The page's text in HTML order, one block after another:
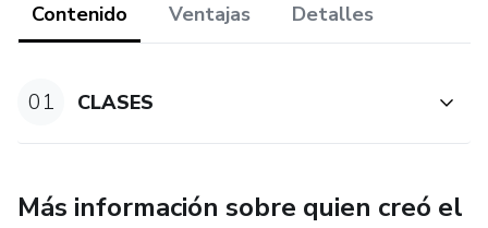
Contenido Ventajas Detalles
01 CLASES
Más información sobre quien creó el